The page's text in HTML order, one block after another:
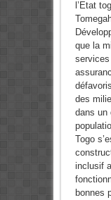
l’Etat
que la
services
des
dans un
Togo
inclusif
bonnes